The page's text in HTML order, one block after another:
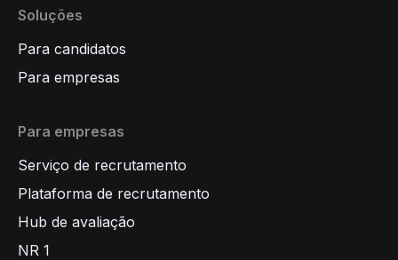
Soluções
Para candidatos
Para empresas
Para empresas
Serviço de recrutamento
Plataforma de recrutamento
Hub de avaliação
NR 1